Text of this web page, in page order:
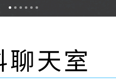
聊天室